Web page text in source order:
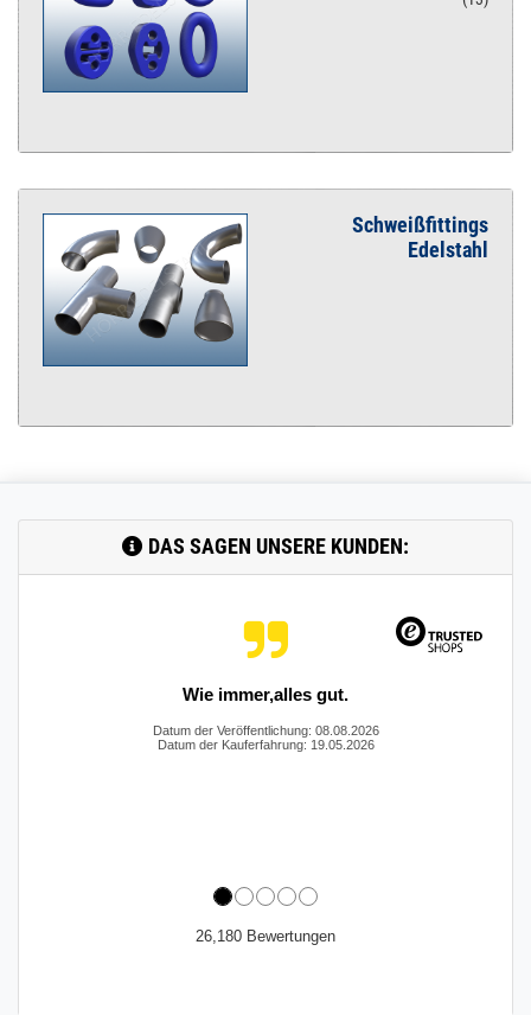
Schweißfittings
Edelstahl
DAS SAGEN UNSERE KUNDEN:
Wie immer,alles gut.
Datum der Veröffentlichung: 08.08.2026
Datum der Kauferfahrung: 19.05.2026
26,180 Bewertungen